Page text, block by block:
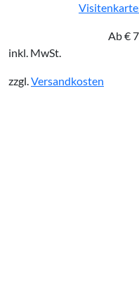
Ab€
inkl. MwSt.
zzgl.Versandkosten